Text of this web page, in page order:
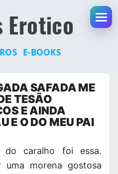
Erotico
E-BOOKS
SAFADA ME
TESÃO
E AINDA
E O DO MEU PAI
do caralho foi essa.
uma morena gostosa